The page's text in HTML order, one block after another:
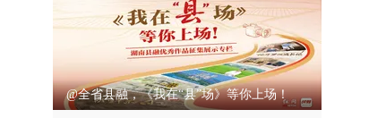
@全省县融，《我在“县”场》等你上场！